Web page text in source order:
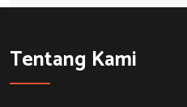
Tentang Kami